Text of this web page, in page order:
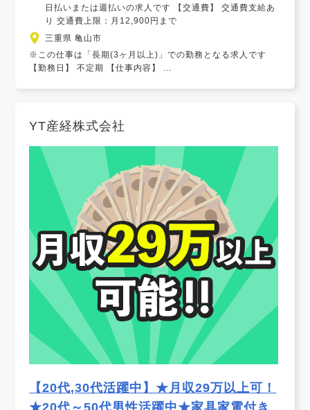
日払いまたは週払いの求人です 【交通費】 交通費支給あ
り 交通費上限：月12,900円まで
三重県 亀山市
※この仕事は「長期(3ヶ月以上)」での勤務となる求人です
【勤務日】 不定期 【仕事内容】 ...
YT産経株式会社
【20代,30代活躍中】★月収29万以上可！
★20代～50代男性活躍中★家具家電付き